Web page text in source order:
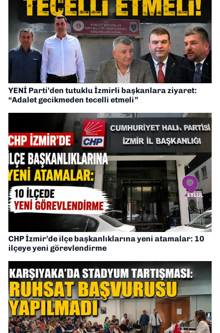
YENİ Parti’den tutuklu İzmirli başkanlara ziyaret:
“Adalet gecikmeden tecelli etmeli”
CHP İzmir’de ilçe başkanlıklarına yeni atamalar: 10
ilçeye yeni görevlendirme